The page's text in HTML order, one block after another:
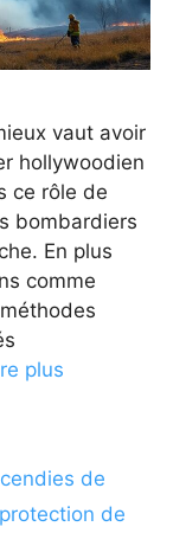
vaut avoir
hollywoodien
ce rôle de
bombardiers
En plus
comme
plus
de
protection de